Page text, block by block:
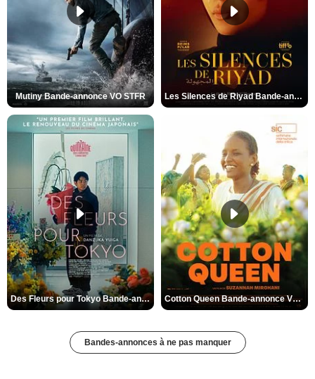
Mutiny Bande-annonce VO STFR Les Silences de Riyad Bande-annonce VO STFR
Des Fleurs pour Tokyo Bande-annonce VO STFR Cotton Queen Bande-annonce VO STFR
Bandes-annonces à ne pas manquer